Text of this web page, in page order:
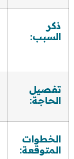
ذكر
السبب:
تفصيل
الحاجة:
الخطوات
المتوقعة: